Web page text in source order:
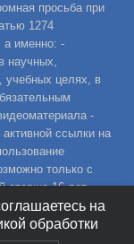
просьба при
1274
а именно: -
научных,
учебных целях, в
-
ссылки на
только с
старше 16 лет.
на
обработки